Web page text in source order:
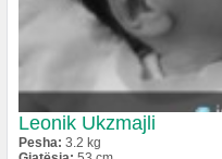
Leonik Ukzmajli
Pesha: 3.2 kg